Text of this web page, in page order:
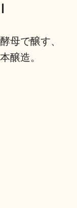
検定
母で醸す、
醸造。